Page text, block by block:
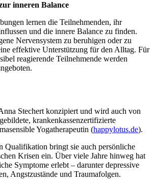
inneren Balance
lernen die Teilnehmenden, ihr
und die innere Balance zu finden.
Nervensystem zu beruhigen oder zu
effektive Unterstützung für den Alltag. Für
reagierende Teilnehmende werden
Stechert konzipiert und wird auch von
krankenkassenzertifizierte
Yogatherapeutin (happylotus.de).
Qualifikation bringt sie auch persönliche
Krisen ein. Über viele Jahre hinweg hat
Symptome erlebt – darunter depressive
Angstzustände und Traumafolgen.